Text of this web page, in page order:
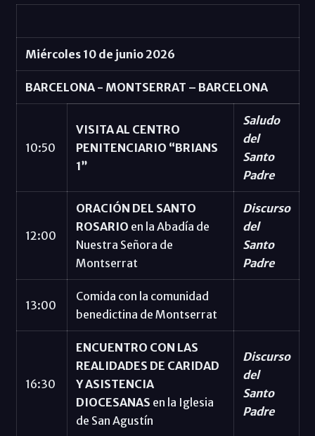
Miércoles 10 de junio 2026
BARCELONA - MONTSERRAT – BARCELONA
10:50
VISITA AL CENTRO
PENITENCIARIO “BRIANS
1”
Saludo
del
Santo
Padre
12:00
ORACIÓN DEL SANTO
ROSARIO en la Abadía de
Nuestra Señora de
Montserrat
Discurso
del
Santo
Padre
13:00
Comida con la comunidad
benedictina de Montserrat
16:30
ENCUENTRO CON LAS
REALIDADES DE CARIDAD
Y ASISTENCIA
DIOCESANAS en la Iglesia
de San Agustín
Discurso
del
Santo
Padre